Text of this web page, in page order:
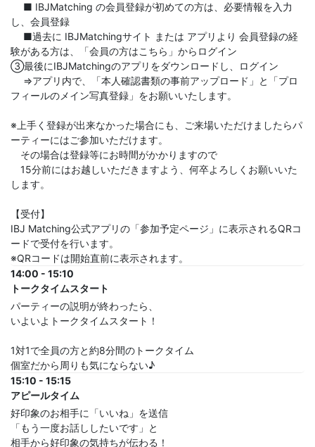
■ IBJMatching の会員登録が初めての方は、必要情報を入力
し、会員登録
■過去に IBJMatchingサイト または アプリより 会員登録の経
験がある方は、「会員の方はこちら」からログイン
③最後にIBJMatchingのアプリをダウンロードし、ログイン
⇒アプリ内で、「本人確認書類の事前アップロード」と「プロ
フィールのメイン写真登録」をお願いいたします。
※上手く登録が出来なかった場合にも、ご来場いただけましたらパ
ーティーにはご参加いただけます。
その場合は登録等にお時間がかかりますので
15分前にはお越しいただきますよう、何卒よろしくお願いいた
します。
【受付】
IBJ Matching公式アプリの「参加予定ページ」に表示されるQRコ
ードで受付を行います。
※QRコードは開始直前に表示されます。
14:00 - 15:10
トークタイムスタート
パーティーの説明が終わったら、
いよいよトークタイムスタート！
1対1で全員の方と約8分間のトークタイム
個室だから周りも気にならない♪
15:10 - 15:15
アピールタイム
好印象のお相手に「いいね」を送信
「もう一度お話ししたいです」と
相手から好印象の気持ちが伝わる！